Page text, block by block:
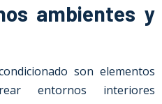
ambientes y
son elementos
entornos interiores